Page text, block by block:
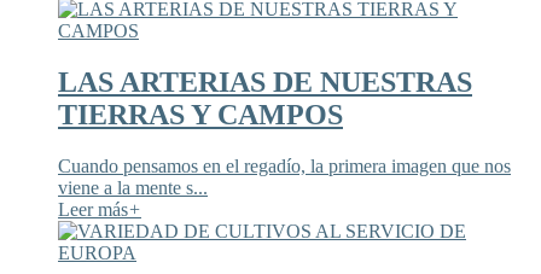
LAS ARTERIAS DE NUESTRAS
TIERRAS Y CAMPOS
Cuando pensamos en el regadío, la primera imagen que nos
viene a la mente s...
Leer más+